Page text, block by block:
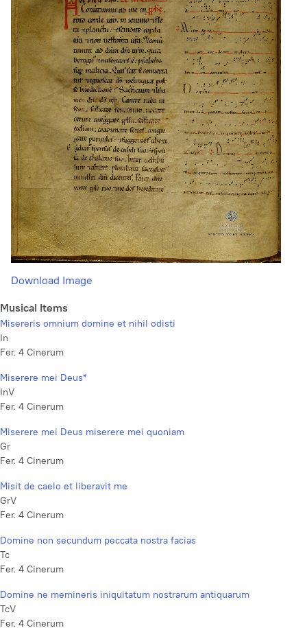
Download Image
Musical Items
Misereris omnium domine et nihil odisti
In
Fer. 4 Cinerum
Miserere mei Deus*
InV
Fer. 4 Cinerum
Miserere mei Deus miserere mei quoniam
Gr
Fer. 4 Cinerum
Misit de caelo et liberavit me
GrV
Fer. 4 Cinerum
Domine non secundum peccata nostra facias
Tc
Fer. 4 Cinerum
Domine ne memineris iniquitatum nostrarum antiquarum
TcV
Fer. 4 Cinerum